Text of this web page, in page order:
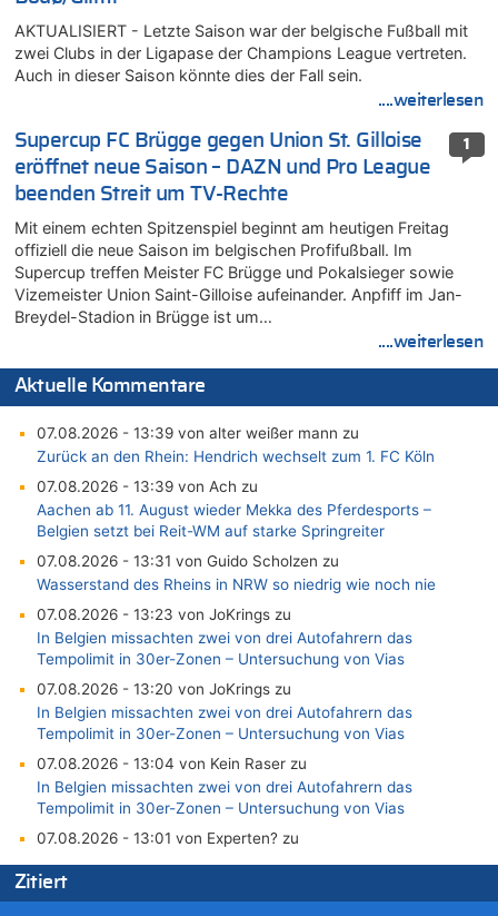
AKTUALISIERT - Letzte Saison war der belgische Fußball mit
zwei Clubs in der Ligapase der Champions League vertreten.
Auch in dieser Saison könnte dies der Fall sein.
....weiterlesen
1
Supercup FC Brügge gegen Union St. Gilloise
eröffnet neue Saison – DAZN und Pro League
beenden Streit um TV-Rechte
Mit einem echten Spitzenspiel beginnt am heutigen Freitag
offiziell die neue Saison im belgischen Profifußball. Im
Supercup treffen Meister FC Brügge und Pokalsieger sowie
Vizemeister Union Saint-Gilloise aufeinander. Anpfiff im Jan-
Breydel-Stadion in Brügge ist um…
....weiterlesen
Aktuelle Kommentare
07.08.2026 - 13:39 von alter weißer mann zu
Zurück an den Rhein: Hendrich wechselt zum 1. FC Köln
07.08.2026 - 13:39 von Ach zu
Aachen ab 11. August wieder Mekka des Pferdesports –
Belgien setzt bei Reit-WM auf starke Springreiter
07.08.2026 - 13:31 von Guido Scholzen zu
Wasserstand des Rheins in NRW so niedrig wie noch nie
07.08.2026 - 13:23 von JoKrings zu
In Belgien missachten zwei von drei Autofahrern das
Tempolimit in 30er-Zonen – Untersuchung von Vias
07.08.2026 - 13:20 von JoKrings zu
In Belgien missachten zwei von drei Autofahrern das
Tempolimit in 30er-Zonen – Untersuchung von Vias
07.08.2026 - 13:04 von Kein Raser zu
In Belgien missachten zwei von drei Autofahrern das
Tempolimit in 30er-Zonen – Untersuchung von Vias
07.08.2026 - 13:01 von Experten? zu
In Belgien missachten zwei von drei Autofahrern das
Tempolimit in 30er-Zonen – Untersuchung von Vias
Zitiert